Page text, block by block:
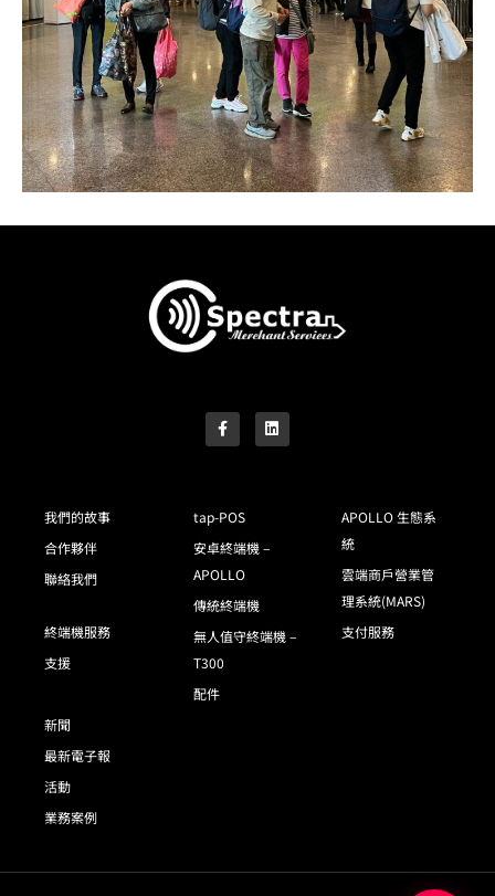
我們的故事
合作夥伴
聯絡我們
終端機服務
支援
tap-POS
安卓終端機 –
APOLLO
傳統終端機
無人值守終端機 –
T300
配件
APOLLO 生態系
統
雲端商戶營業管
理系統(MARS)
支付服務
新聞
最新電子報
活動
業務案例